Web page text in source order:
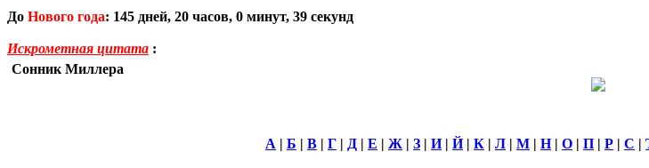
До Нового года: 145 дней, 20 часов, 0 минут, 38 секунд
Искрометная цитата :
Сонник Миллера
А | Б | В | Г | Д | Е | Ж | З | И| Й| К | Л | М | Н| О | П | Р | С |